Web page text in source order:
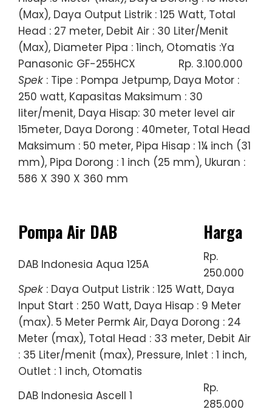
(Max), Daya Output Listrik : 125 Watt, Total
Head : 27 meter, Debit Air : 30 Liter/Menit
(Max), Diameter Pipa : 1inch, Otomatis :Ya
Panasonic GF-255HCX
Rp. 3.100.000
Spek : Tipe : Pompa Jetpump, Daya Motor :
250 watt, Kapasitas Maksimum : 30
liter/menit, Daya Hisap: 30 meter level air
15meter, Daya Dorong : 40meter, Total Head
Maksimum : 50 meter, Pipa Hisap : 1¼ inch (31
mm), Pipa Dorong : 1 inch (25 mm), Ukuran :
586 X 390 X 360 mm
Pompa Air DAB Harga
DAB Indonesia Aqua 125A
Rp.
250.000
Spek : Daya Output Listrik : 125 Watt, Daya
Input Start : 250 Watt, Daya Hisap : 9 Meter
(max). 5 Meter Permk Air, Daya Dorong : 24
Meter (max), Total Head : 33 meter, Debit Air
: 35 Liter/menit (max), Pressure, Inlet : 1 inch,
Outlet : 1 inch, Otomatis
DAB Indonesia Ascell 1
Rp.
285.000